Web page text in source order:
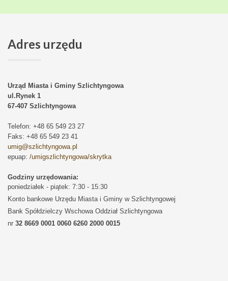
Adres urzędu
Urząd Miasta i Gminy Szlichtyngowa
ul.Rynek 1
67-407 Szlichtyngowa
Telefon: +48 65 549 23 27
Faks: +48 65 549 23 41
umig@szlichtyngowa.pl
epuap: /umigszlichtyngowa/skrytka
Godziny urzędowania:
poniedziałek - piątek: 7:30 - 15:30
Konto bankowe Urzędu Miasta i Gminy w Szlichtyngowej
Bank Spółdzielczy Wschowa Oddział Szlichtyngowa
nr 32 8669 0001 0060 6260 2000 0015